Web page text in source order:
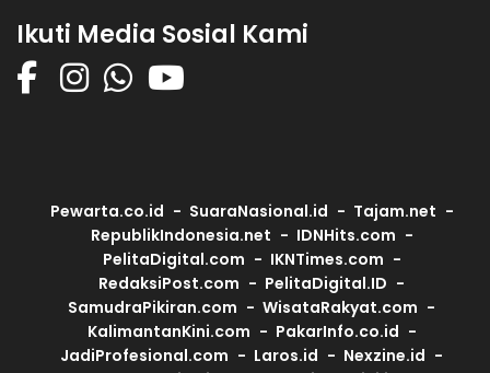
Ikuti Media Sosial Kami
Pewarta.co.id SuaraNasional.id
Tajam.net
RepublikIndonesia.net
IDNHits.com
PelitaDigital.com
IKNTimes.com
RedaksiPost.com
PelitaDigital.ID
SamudraPikiran.com
WisataRakyat.com
KalimantanKini.com
PakarInfo.co.id
JadiProfesional.com
Laros.id
Nexzine.id